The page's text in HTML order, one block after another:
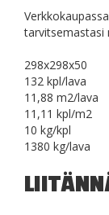
tarvitsemastasi
298x298x50
132 kpl/lava
11,88 m2/lava
11,11 kpl/m2
10 kg/kpl
1380 kg/lava